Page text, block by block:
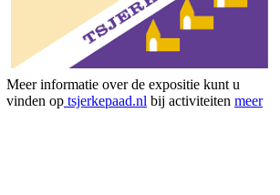
Meer informatie over de expositie kunt u
vinden op tsjerkepaad.nl bij activiteiten meer